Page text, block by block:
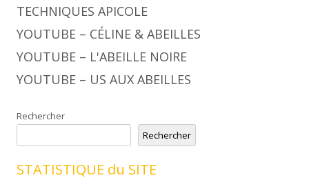
TECHNIQUES APICOLE
YOUTUBE – CÉLINE & ABEILLES
YOUTUBE – L'ABEILLE NOIRE
YOUTUBE – US AUX ABEILLES
Rechercher
Rechercher
STATISTIQUE du SITE